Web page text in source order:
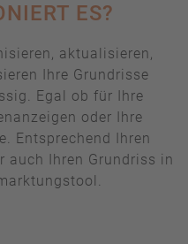
ES?
aktualisieren,
Ihre Grundrisse
Egal ob für Ihre
oder Ihre
Entsprechend Ihren
auch Ihren Grundriss in